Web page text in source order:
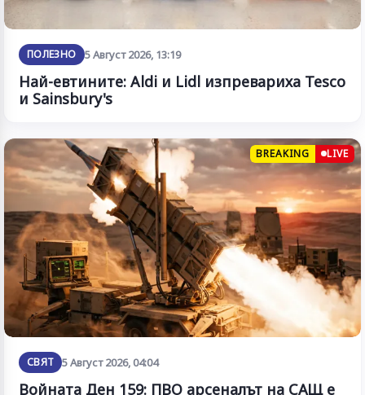
ПОЛЕЗНО 5 Август 2026, 13:19
Най-евтините: Aldi и Lidl изпревариха Tesco
и Sainsbury's
BREAKING LIVE
СВЯТ 5 Август 2026, 04:04
Войната Ден 159: ПВО арсеналът на САЩ е